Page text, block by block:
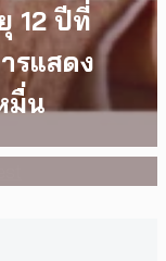
12 ปีที่
รแสดง
มื่น
ง ผล
องแรก